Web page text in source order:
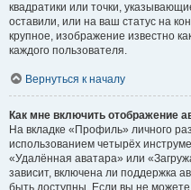
квадратики или точки,
оставили, или на ваш статус на
крупное, изображение известно
каждого пользователя.
Вернуться к началу
Как мне включить отображение
На вкладке «Профиль» личного
использованием четырёх
«Удалённая аватара» или
зависит, включена ли поддержка
быть доступны. Если вы не